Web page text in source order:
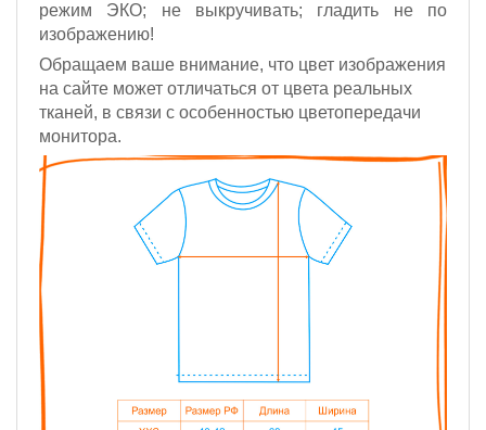
режим ЭКО; не выкручивать; гладить не по
изображению!
Обращаем ваше внимание, что цвет изображения
на сайте может отличаться от цвета реальных
тканей, в связи с особенностью цветопередачи
монитора.